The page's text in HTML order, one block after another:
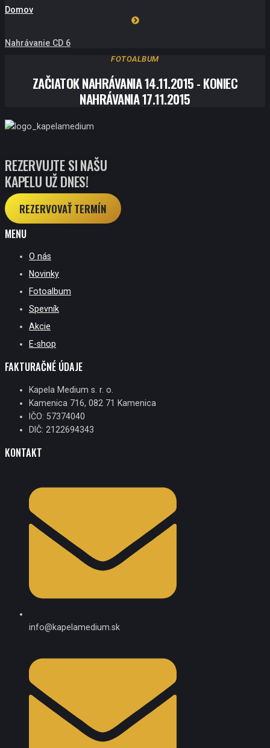
Domov
Nahrávanie CD 6
FOTOALBUM
ZAČIATOK NAHRÁVANIA 14.11.2015 - KONIEC
NAHRÁVANIA 17.11.2015
REZERVUJTE SI NAŠU
KAPELU UŽ DNES!
REZERVOVAŤ TERMÍN
MENU
O nás
Novinky
Fotoalbum
Spevník
Akcie
E-shop
FAKTURAČNÉ ÚDAJE
Kapela Medium s. r. o.
Kamenica 716, 082 71 Kamenica
IČO: 57374040
DIČ: 2122694343
KONTAKT
info@kapelamedium.sk